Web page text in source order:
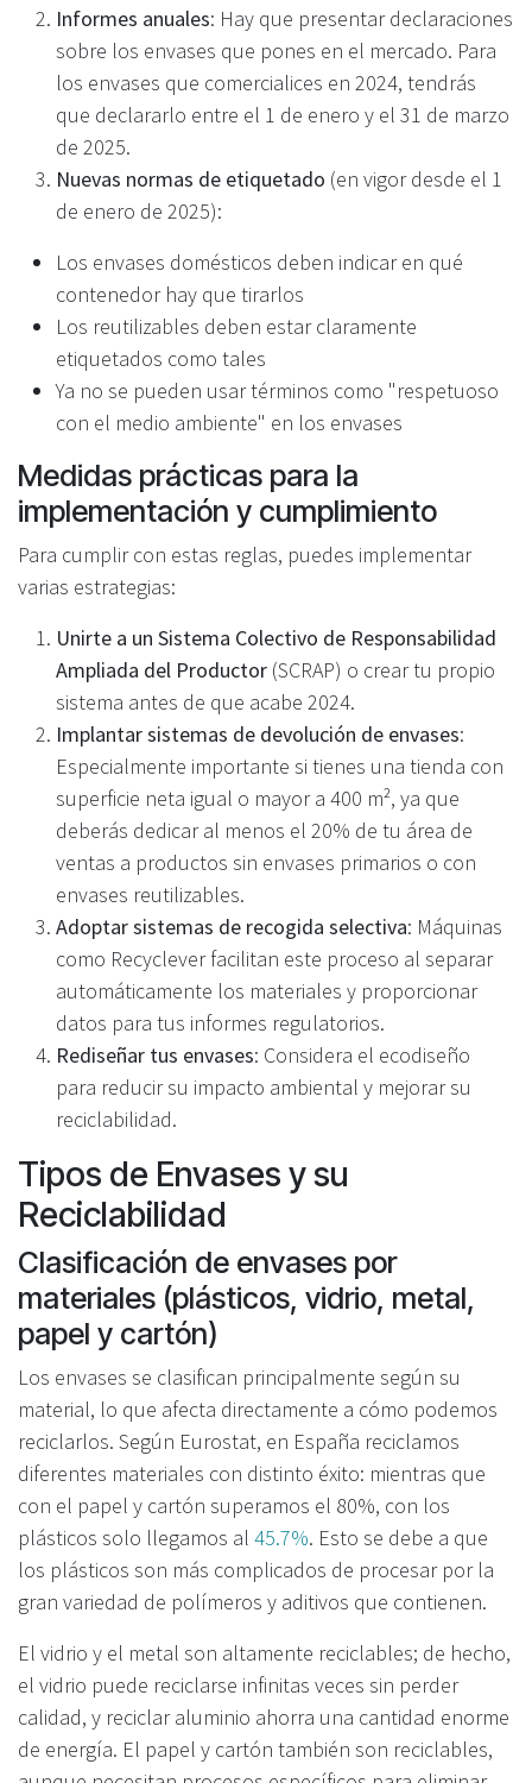
Informes anuales: Hay que presentar declaraciones
sobre los envases que pones en el mercado. Para
los envases que comercialices en 2024, tendrás
que declararlo entre el 1 de enero y el 31 de marzo
de 2025.
Nuevas normas de etiquetado (en vigor desde el 1
de enero de 2025):
Los envases domésticos deben indicar en qué
contenedor hay que tirarlos
Los reutilizables deben estar claramente
etiquetados como tales
Ya no se pueden usar términos como "respetuoso
con el medio ambiente" en los envases
Medidas prácticas para la
implementación y cumplimiento
Para cumplir con estas reglas, puedes implementar
varias estrategias:
Unirte a un Sistema Colectivo de Responsabilidad
Ampliada del Productor (SCRAP) o crear tu propio
sistema antes de que acabe 2024.
Implantar sistemas de devolución de envases:
Especialmente importante si tienes una tienda con
superficie neta igual o mayor a 400 m², ya que
deberás dedicar al menos el 20% de tu área de
ventas a productos sin envases primarios o con
envases reutilizables.
Adoptar sistemas de recogida selectiva: Máquinas
como Recyclever facilitan este proceso al separar
automáticamente los materiales y proporcionar
datos para tus informes regulatorios.
Rediseñar tus envases: Considera el ecodiseño
para reducir su impacto ambiental y mejorar su
reciclabilidad.
Tipos de Envases y su
Reciclabilidad
Clasificación de envases por
materiales (plásticos, vidrio, metal,
papel y cartón)
Los envases se clasifican principalmente según su
material, lo que afecta directamente a cómo podemos
reciclarlos. Según Eurostat, en España reciclamos
diferentes materiales con distinto éxito: mientras que
con el papel y cartón superamos el 80%, con los
plásticos solo llegamos al 45.7%. Esto se debe a que
los plásticos son más complicados de procesar por la
gran variedad de polímeros y aditivos que contienen.
El vidrio y el metal son altamente reciclables; de hecho,
el vidrio puede reciclarse infinitas veces sin perder
calidad, y reciclar aluminio ahorra una cantidad enorme
de energía. El papel y cartón también son reciclables,